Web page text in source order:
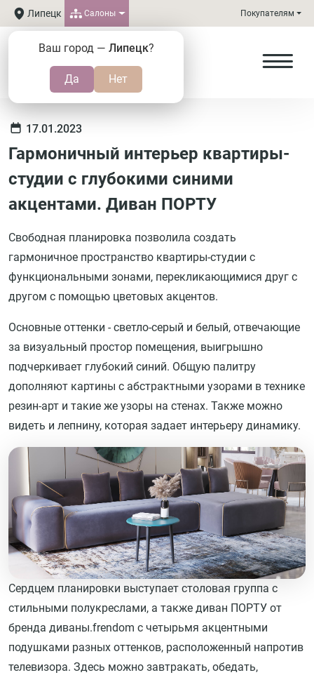
Липецк
Ваш город — Липецк?
Салоны Покупателям
17.01.2023
Гармоничный интерьер квартиры-
студии с глубокими синими
акцентами. Диван ПОРТУ
Свободная планировка позволила создать
гармоничное пространство квартиры-студии с
функциональными зонами, перекликающимися друг с
другом с помощью цветовых акцентов.
Основные оттенки - светло-серый и белый, отвечающие
за визуальный простор помещения, выигрышно
подчеркивает глубокий синий. Общую палитру
дополняют картины с абстрактными узорами в технике
резин-арт и такие же узоры на стенах. Также можно
видеть и лепнину, которая задает интерьеру динамику.
Сердцем планировки выступает столовая группа с
стильными полукреслами, а также диван ПОРТУ от
бренда диваны.frendom с четырьмя акцентными
подушками разных оттенков, расположенный напротив
телевизора. Здесь можно завтракать, обедать,